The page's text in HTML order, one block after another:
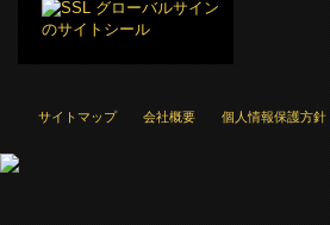
サイトマップ 会社概要 個人情報保護方針